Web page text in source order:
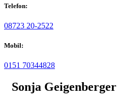
Telefon:
08723 20-2522
Mobil:
0151 70344828
Sonja Geigenberger